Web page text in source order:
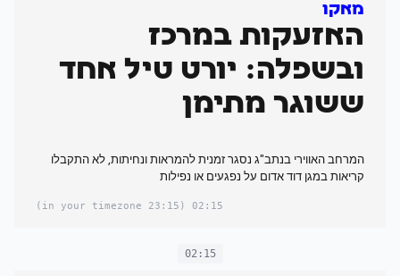
מאקו
האזעקות במרכז
ובשפלה: יורט טיל אחד
ששוגר מתימן
המרחב האווירי בנתב"ג נסגר זמנית להמראות ונחיתות, לא התקבלו
קריאות במגן דוד אדום על נפגעים או נפילות
02:15
(23:15 in your timezone)
02:15